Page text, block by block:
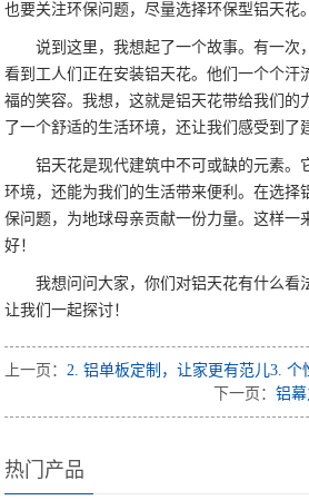
也要关注环保问题，尽量选择环保型铝天花。
说到这里，我想起了一个故事。有一次
看到工人们正在安装铝天花。他们一个个汗
福的笑容。我想，这就是铝天花带给我们的
了一个舒适的生活环境，还让我们感受到了
铝天花是现代建筑中不可或缺的元素。
环境，还能为我们的生活带来便利。在选择
保问题，为地球母亲贡献一份力量。这样一
好！
我想问问大家，你们对铝天花有什么看
让我们一起探讨！
上一页：2. 铝单板定制，让家更有范儿3.
下一页： 铝
热门产品